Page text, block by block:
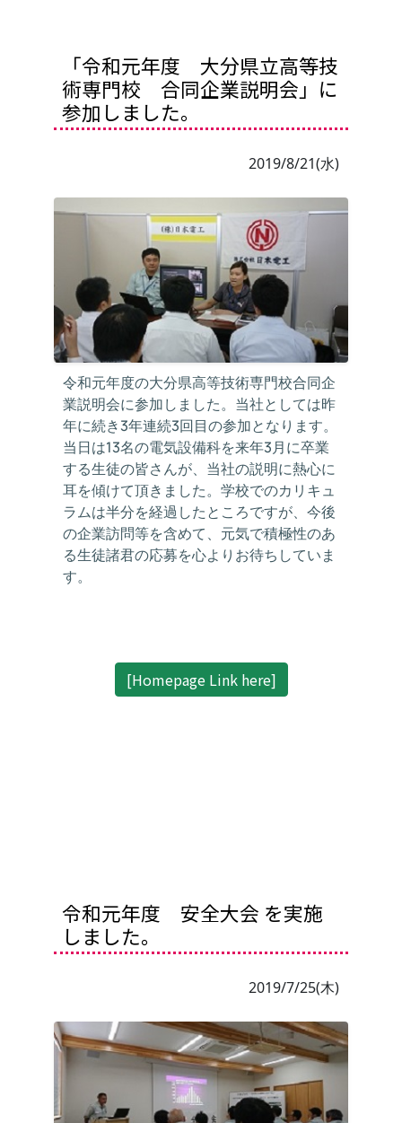
「令和元年度 大分県立高等技
術専門校 合同企業説明会」に
参加しました。
2019/8/21(水)
令和元年度の大分県高等技術専門校合同企
業説明会に参加しました。当社としては昨
年に続き3年連続3回目の参加となります。
当日は13名の電気設備科を来年3月に卒業
する生徒の皆さんが、当社の説明に熱心に
耳を傾けて頂きました。学校でのカリキュ
ラムは半分を経過したところですが、今後
の企業訪問等を含めて、元気で積極性のあ
る生徒諸君の応募を心よりお待ちしていま
す。
[Homepage Link here]
令和元年度 安全大会 を実施
しました。
2019/7/25(木)